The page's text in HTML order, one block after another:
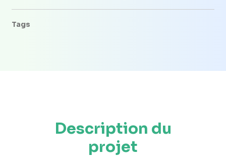
Tags
Description du
projet